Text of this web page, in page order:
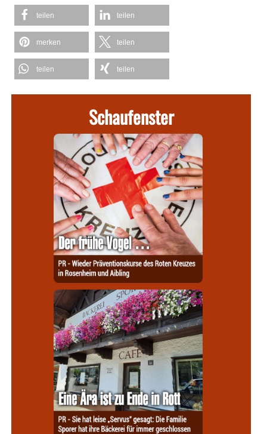
teilen teilen
merken teilen
teilen teilen
Schaufenster